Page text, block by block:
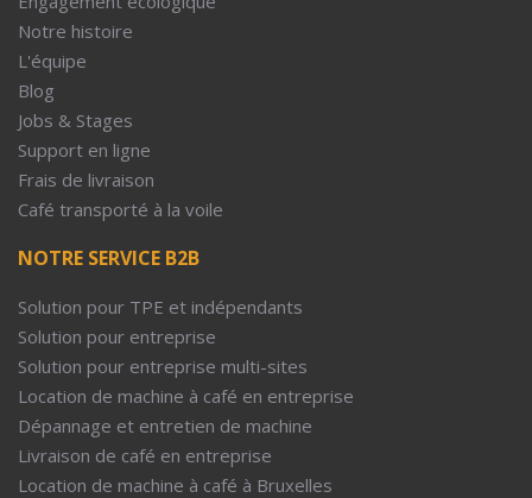
Notre histoire
L'équipe
Blog
Jobs & Stages
Support en ligne
Frais de livraison
Café transporté à la voile
NOTRE SERVICE B2B
Solution pour TPE et indépendants
Solution pour entreprise
Solution pour entreprise multi-sites
Location de machine à café en entreprise
Dépannage et entretien de machine
Livraison de café en entreprise
Location de machine à café à Bruxelles